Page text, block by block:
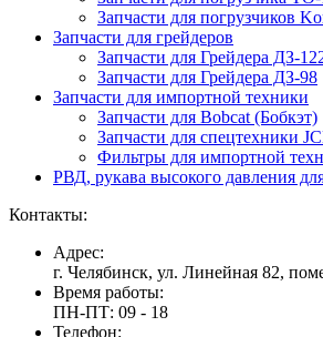
Запчасти для погрузчиков
Запчасти для грейдеров
Запчасти для Грейдера ДЗ-
Запчасти для Грейдера ДЗ-98
Запчасти для импортной техники
Запчасти для Bobcat (Бобкэт)
Запчасти для спецтехники
Фильтры для импортной
РВД, рукава высокого давления
Контакты:
Адрес:
г. Челябинск, ул. Линейная 82,
Время работы:
ПН-ПТ: 09 - 18
Телефон: